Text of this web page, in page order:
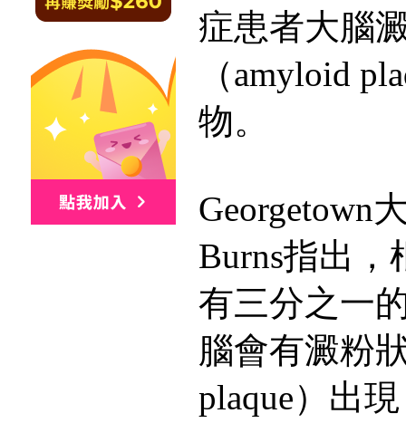
症患者大腦
（amyloid
物。
Georgetown
Burns指出
有三分之一
腦會有澱粉
plaque）出